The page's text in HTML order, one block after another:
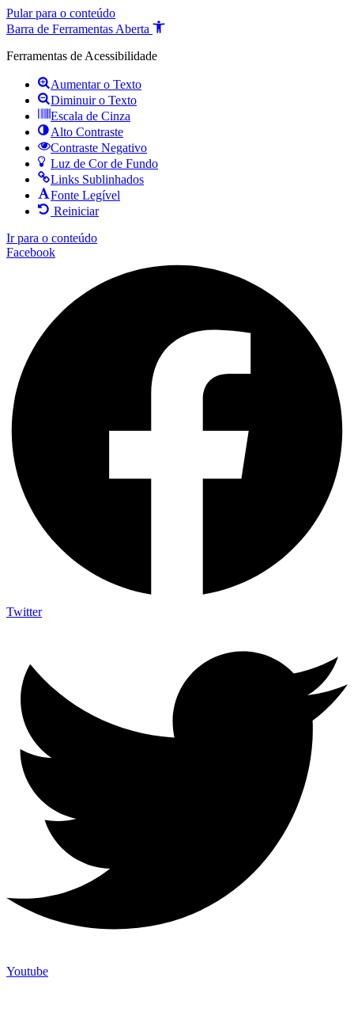
Pular para o conteúdo
Barra de Ferramentas Aberta
Ferramentas de Acessibilidade
Aumentar o Texto
Diminuir o Texto
Escala de Cinza
Alto Contraste
Contraste Negativo
Luz de Cor de Fundo
Links Sublinhados
Fonte Legível
Reiniciar
Ir para o conteúdo
Facebook
Twitter
Youtube